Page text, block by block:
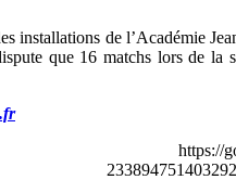
installations de l’Académie
que 16 matchs lors de la
https://